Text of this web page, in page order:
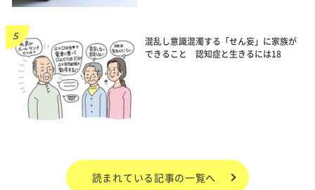
混乱し意識混濁する「せん妄」に家族が
できること 認知症と生きるには18
読まれている記事の一覧へ